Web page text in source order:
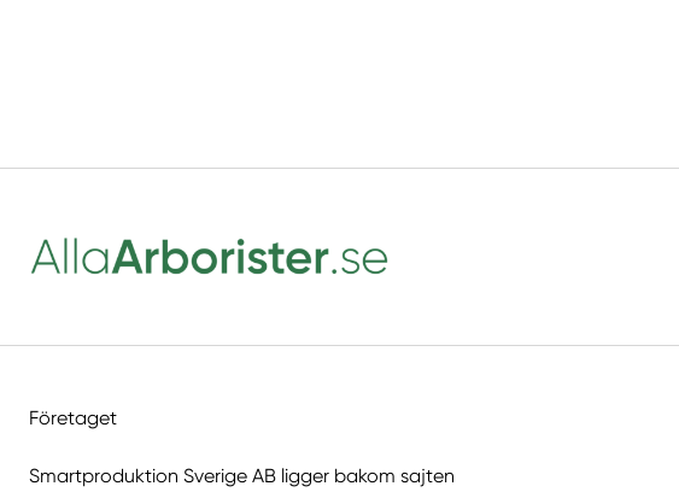
Företaget
Smartproduktion Sverige AB ligger bakom sajten